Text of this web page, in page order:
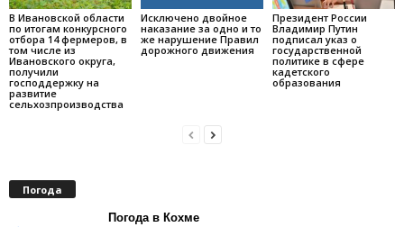
В Ивановской области
по итогам конкурсного
отбора 14 фермеров, в
том числе из
Ивановского округа,
получили
господдержку на
развитие
сельхозпроизводства
Исключено двойное
наказание за одно и то
же нарушение Правил
дорожного движения
Президент России
Владимир Путин
подписал указ о
государственной
политике в сфере
кадетского
образования
Погода
Погода в Кохме